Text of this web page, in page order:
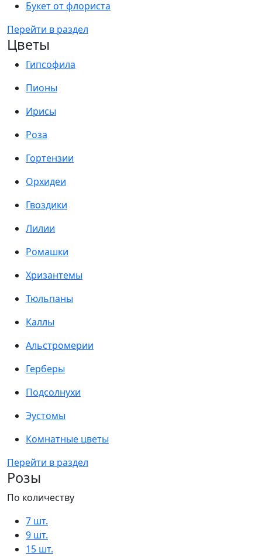
Букет от флориста
Перейти в раздел
Цветы
Гипсофила
Пионы
Ирисы
Роза
Гортензии
Орхидеи
Гвоздики
Лилии
Ромашки
Хризантемы
Тюльпаны
Каллы
Альстромерии
Герберы
Подсолнухи
Эустомы
Комнатные цветы
Перейти в раздел
Розы
По количеству
7 шт.
9 шт.
15 шт.